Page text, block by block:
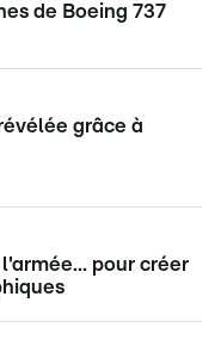
de Boeing 737
grâce à
pour créer